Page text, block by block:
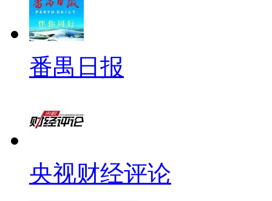
番禺日报
央视财经评论